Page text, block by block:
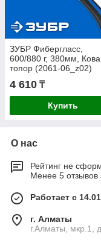
ЗУБР Фибергласс,
600/880 г, 380мм,
топор (2061-06_z02)
4 610 ₸
Купить
О нас
Рейтинг не
Менее 5 отзывов
Работает с
г. Алматы
г.Алматы, мкр.1,